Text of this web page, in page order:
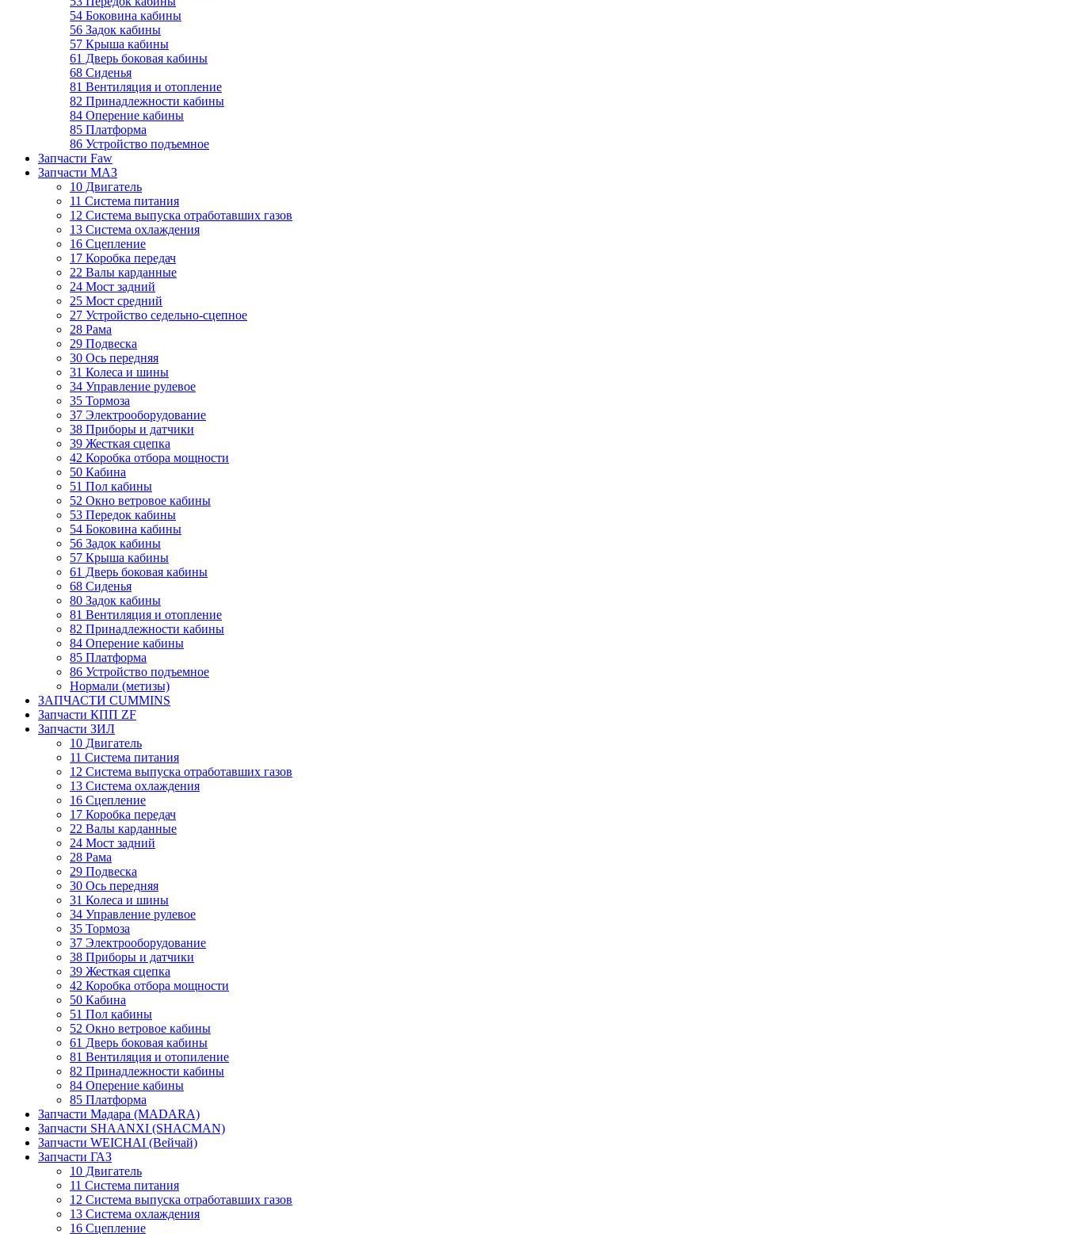
54 Боковина кабины
56 Задок кабины
57 Крыша кабины
61 Дверь боковая кабины
68 Сиденья
81 Вентиляция и отопление
82 Принадлежности кабины
84 Оперение кабины
85 Платформа
86 Устройство подъемное
Запчасти Faw
Запчасти МАЗ
10 Двигатель
11 Система питания
12 Система выпуска отработавших газов
13 Система охлаждения
16 Сцепление
17 Коробка передач
22 Валы карданные
24 Мост задний
25 Мост средний
27 Устройство седельно-сцепное
28 Рама
29 Подвеска
30 Ось передняя
31 Колеса и шины
34 Управление рулевое
35 Тормоза
37 Электрооборудование
38 Приборы и датчики
39 Жесткая сцепка
42 Коробка отбора мощности
50 Кабина
51 Пол кабины
52 Окно ветровое кабины
53 Передок кабины
54 Боковина кабины
56 Задок кабины
57 Крыша кабины
61 Дверь боковая кабины
68 Сиденья
80 Задок кабины
81 Вентиляция и отопление
82 Принадлежности кабины
84 Оперение кабины
85 Платформа
86 Устройство подъемное
Нормали (метизы)
ЗАПЧАСТИ CUMMINS
Запчасти КПП ZF
Запчасти ЗИЛ
10 Двигатель
11 Система питания
12 Система выпуска отработавших газов
13 Система охлаждения
16 Сцепление
17 Коробка передач
22 Валы карданные
24 Мост задний
28 Рама
29 Подвеска
30 Ось передняя
31 Колеса и шины
34 Управление рулевое
35 Тормоза
37 Электрооборудование
38 Приборы и датчики
39 Жесткая сцепка
42 Коробка отбора мощности
50 Кабина
51 Пол кабины
52 Окно ветровое кабины
61 Дверь боковая кабины
81 Вентиляция и отопиление
82 Принадлежности кабины
84 Оперение кабины
85 Платформа
Запчасти Мадара (MADARA)
Запчасти SHAANXI (SHACMAN)
Запчасти WEICHAI (Вейчай)
Запчасти ГАЗ
10 Двигатель
11 Система питания
12 Система выпуска отработавших газов
13 Система охлаждения
16 Сцепление